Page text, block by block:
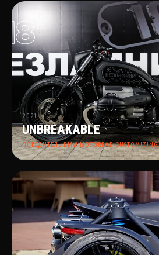
2021
UNBREAKABLE
ПОБЕДИТЕЛЬ BMW MOTORRAD CUSTOMIZING